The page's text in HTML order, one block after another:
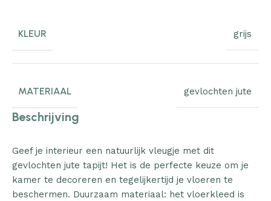
KLEUR grijs
MATERIAAL gevlochten jute
Beschrijving
Geef je interieur een natuurlijk vleugje met dit
gevlochten jute tapijt! Het is de perfecte keuze om je
kamer te decoreren en tegelijkertijd je vloeren te
beschermen. Duurzaam materiaal: het vloerkleed is